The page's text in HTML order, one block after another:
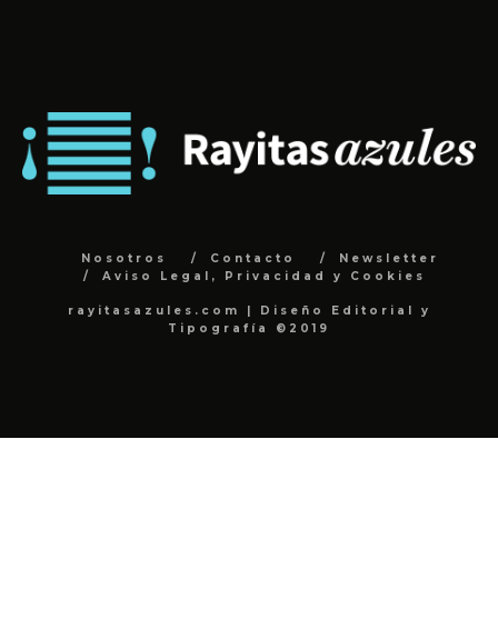
Nosotros Contacto
Newsletter
Aviso Legal, Privacidad y Cookies
rayitasazules.com | Diseño Editorial y
Tipografía ©2019